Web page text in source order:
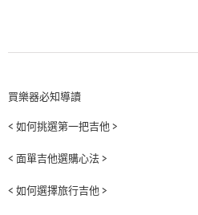
買樂器必知導讀
< 如何挑選第一把吉他 >
< 面單吉他選購心法 >
< 如何選擇旅行吉他 >